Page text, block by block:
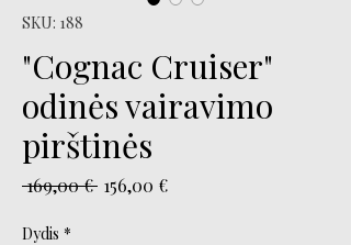
SKU: 188
"Cognac Cruiser"
odinės vairavimo
pirštinės
169,00 € Įprastinė
156,00 €Pardavimo
Dydis *